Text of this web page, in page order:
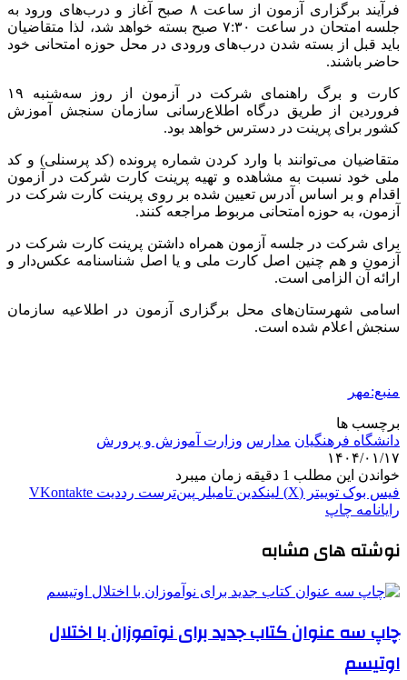
فرآیند برگزاری آزمون از ساعت ۸ صبح آغاز و درب‌های ورود به
جلسه امتحان در ساعت ۷:۳۰ صبح بسته خواهد شد، لذا متقاضیان
باید قبل از بسته شدن درب‌های ورودی در محل حوزه امتحانی خود
حاضر باشند.
کارت و برگ راهنمای شرکت در آزمون از روز سه‌شنبه ۱۹
فروردین از طریق درگاه اطلاع‌رسانی سازمان سنجش آموزش
کشور برای پرینت در دسترس خواهد بود.
متقاضیان می‌توانند با وارد کردن شماره پرونده (کد پرسنلی) و کد
ملی خود نسبت به مشاهده و تهیه پرینت کارت شرکت در آزمون
اقدام و بر اساس آدرس تعیین شده بر روی پرینت کارت شرکت در
آزمون، به حوزه امتحانی مربوط مراجعه کنند.
برای شرکت در جلسه آزمون همراه داشتن پرینت کارت شرکت در
آزمون و هم چنین اصل کارت ملی و یا اصل شناسنامه عکس‌دار و
ارائه آن الزامی است.
اسامی شهرستان‌های محل برگزاری آزمون در اطلاعیه سازمان
سنجش اعلام شده است.
منبع:مهر
برچسب ها
دانشگاه فرهنگیان مدارس وزارت آموزش و پرورش
۱۴۰۴/۰۱/۱۷
خواندن این مطلب 1 دقیقه زمان میبرد
فیس بوک توییتر (X) لینکدین ‫تامبلر ‫پین‌ترست ‫رددیت ‫VKontakte
رایانامه چاپ
نوشته های مشابه
چاپ سه عنوان کتاب جدید برای نوآموزان با اختلال
اوتیسم